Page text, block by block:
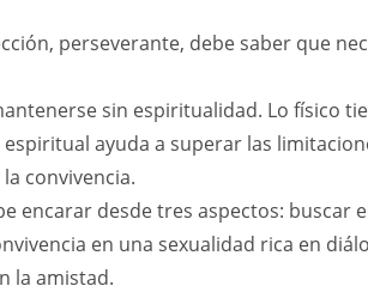
perseverante, debe saber que
sin espiritualidad. Lo físico
ayuda a superar las
convivencia.
encarar desde tres aspectos: buscar
en una sexualidad rica en
la amistad.